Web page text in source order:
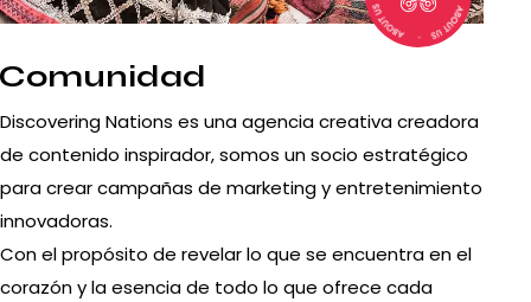
Comunidad
Discovering Nations es una agencia creativa creadora
de contenido inspirador, somos un socio estratégico
para crear campañas de marketing y entretenimiento
innovadoras.
Con el propósito de revelar lo que se encuentra en el
corazón y la esencia de todo lo que ofrece cada